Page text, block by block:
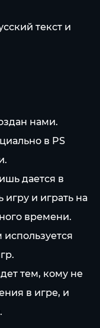
текст и
нами.
в PS
дается в
игру и играть на
времени.
тем, кому не
в игре, и